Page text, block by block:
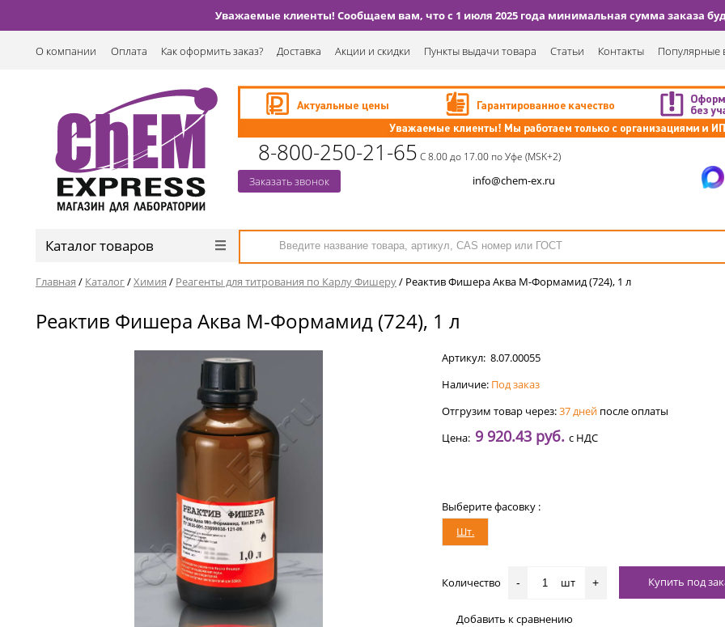
Уважаемые клиенты! Сообщаем вам, что с 1 июля 2025 года минимальная сумма заказа
О компании Оплата Как оформить заказ? Доставка Акции и скидки Пункты выдачи товара Статьи Контакты Популярные
8-800-250-21-65 С 8.00 до 17.00 по Уфе (MSK+2)
Заказать звонок info@chem-ex.ru
Каталог товаров
Главная / Каталог/Химия / Реагенты для титрования по Карлу Фишеру/ Реактив Фишера Аква М-Формамид (724), 1 л
Реактив Фишера Аква М-Формамид (724), 1 л
Артикул:8.07.00055
Наличие: Под заказ
Отгрузим товар через:37 дней после оплаты
Цена: 9 920.43 руб.с НДС
Выберите фасовку :
Шт.
Количество - шт + Купить под
Добавить к сравнению